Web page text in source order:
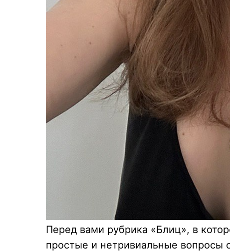
Перед вами рубрика «Блиц», в
простые и нетривиальные вопросы